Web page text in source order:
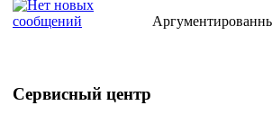
Сервисный центр